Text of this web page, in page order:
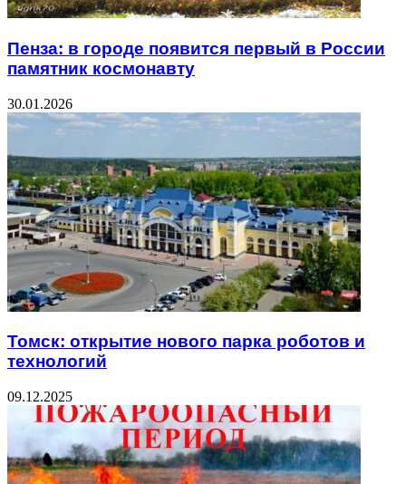
Пенза: в городе появится первый в России
памятник космонавту
30.01.2026
Томск: открытие нового парка роботов и
технологий
09.12.2025